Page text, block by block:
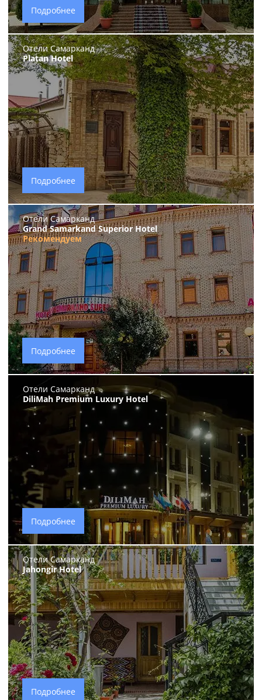
Подробнее
Отели Самарканд
Platan Hotel
Подробнее
Отели Самарканд
Grand Samarkand Superior Hotel
Рекомендуем
Подробнее
Отели Самарканд
DiliMah Premium Luxury Hotel
Подробнее
Отели Самарканд
Jahongir Hotel
Подробнее